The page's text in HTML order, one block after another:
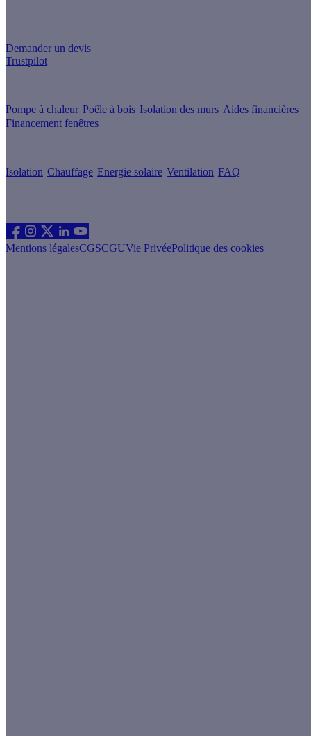
Demander un devis
Trustpilot
Pompe à chaleur Poêle à bois Isolation des murs Aides financières
Financement fenêtres
Isolation Chauffage Energie solaire Ventilation FAQ
Mentions légalesCGSCGUVie PrivéePolitique des cookies